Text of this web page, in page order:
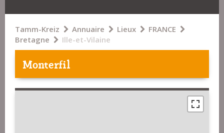
Tamm-Kreiz Annuaire Lieux
FRANCE
Bretagne
Ille-et-Vilaine
Monterfil